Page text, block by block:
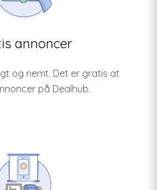
annoncer
og nemt. Det er gratis at
på Dealhub.